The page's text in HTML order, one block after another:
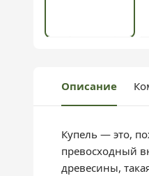
Описание
Купель — это,
превосходный
древесины,